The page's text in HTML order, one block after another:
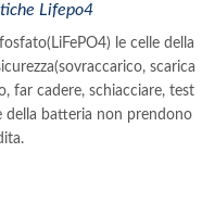
Lifepo4
le celle della
scarica
far cadere, schiacciare, test
della batteria non prendono